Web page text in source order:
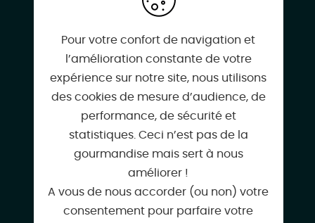
www.lafermedesplaines.com
Pour votre confort de navigation et
l’amélioration constante de votre
expérience sur notre site, nous utilisons
des cookies de mesure d’audience, de
performance, de sécurité et
statistiques. Ceci n’est pas de la
gourmandise mais sert à nous
améliorer !
A vous de nous accorder (ou non) votre
consentement pour parfaire votre